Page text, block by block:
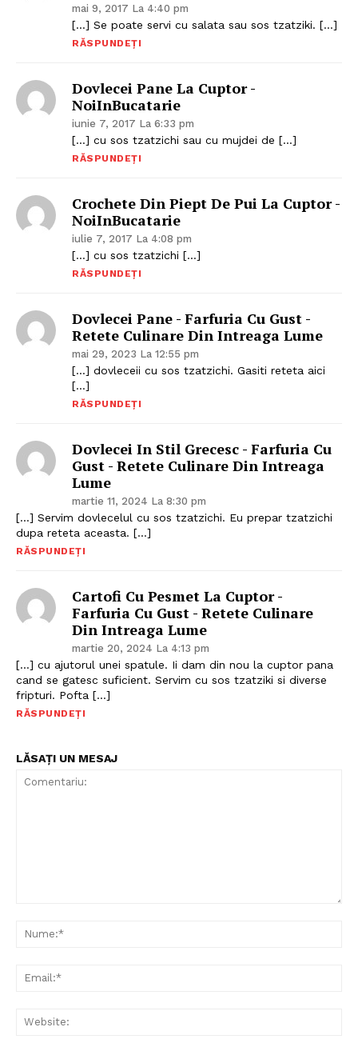
mai 9, 2017 La 4:40 pm
[…] Se poate servi cu salata sau sos tzatziki. […]
RĂSPUNDEȚI
Dovlecei Pane La Cuptor -
NoiInBucatarie
iunie 7, 2017 La 6:33 pm
[…] cu sos tzatzichi sau cu mujdei de […]
RĂSPUNDEȚI
Crochete Din Piept De Pui La Cuptor -
NoiInBucatarie
iulie 7, 2017 La 4:08 pm
[…] cu sos tzatzichi […]
RĂSPUNDEȚI
Dovlecei Pane - Farfuria Cu Gust -
Retete Culinare Din Intreaga Lume
mai 29, 2023 La 12:55 pm
[…] dovleceii cu sos tzatzichi. Gasiti reteta aici
[…]
RĂSPUNDEȚI
Dovlecei In Stil Grecesc - Farfuria Cu
Gust - Retete Culinare Din Intreaga
Lume
martie 11, 2024 La 8:30 pm
[…] Servim dovlecelul cu sos tzatzichi. Eu prepar tzatzichi
dupa reteta aceasta. […]
RĂSPUNDEȚI
Cartofi Cu Pesmet La Cuptor -
Farfuria Cu Gust - Retete Culinare
Din Intreaga Lume
martie 20, 2024 La 4:13 pm
[…] cu ajutorul unei spatule. Ii dam din nou la cuptor pana
cand se gatesc suficient. Servim cu sos tzatziki si diverse
fripturi. Pofta […]
RĂSPUNDEȚI
LĂSAȚI UN MESAJ